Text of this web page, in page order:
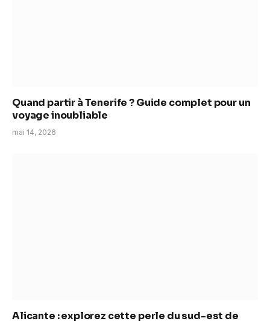
Quand partir à Tenerife ? Guide complet pour un
voyage inoubliable
mai 14, 2026
Alicante : explorez cette perle du sud-est de